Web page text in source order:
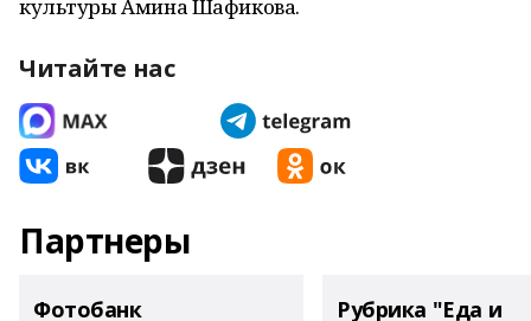
культуры Амина Шафикова.
Читайте нас
Партнеры
Фотобанк Рубрика "Еда и